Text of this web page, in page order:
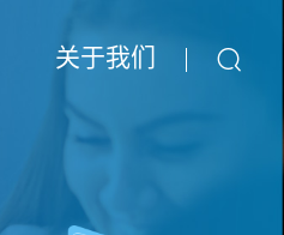
关于我们